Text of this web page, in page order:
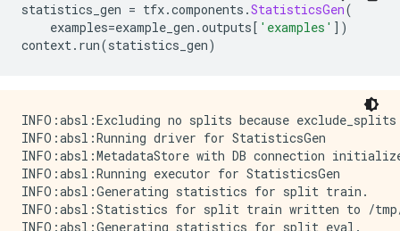
    key: "dropoff_longitude"
    value {
      float_list {
  feature {
    key: "fare"
    value {
      float_list {
        value: 12.449999809265137
      }
    }
statistics_gen = tfx.components .StatisticsGen(
examples=example_gen .outputs[ 'examples' ])
context. run(statistics_gen)
INFO:absl:Excluding no splits because
INFO:absl:Running driver for StatisticsGen
INFO:absl:MetadataStore with DB connection
INFO:absl:Running executor for StatisticsGen
INFO:absl:Generating statistics for split train.
INFO:absl:Statistics for split train written to /tmp/
INFO:absl:Generating statistics for split eval.